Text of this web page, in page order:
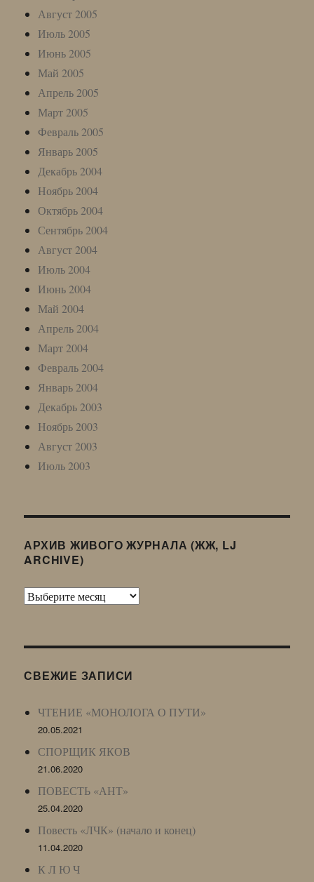
Август 2005
Июль 2005
Июнь 2005
Май 2005
Апрель 2005
Март 2005
Февраль 2005
Январь 2005
Декабрь 2004
Ноябрь 2004
Октябрь 2004
Сентябрь 2004
Август 2004
Июль 2004
Июнь 2004
Май 2004
Апрель 2004
Март 2004
Февраль 2004
Январь 2004
Декабрь 2003
Ноябрь 2003
Август 2003
Июль 2003
АРХИВ ЖИВОГО ЖУРНАЛА (ЖЖ, LJ
ARCHIVE)
Архив
LJ
СВЕЖИЕ ЗАПИСИ
ЧТЕНИЕ «МОНОЛОГА О ПУТИ»
20.05.2021
СПОРЩИК ЯКОВ
21.06.2020
ПОВЕСТЬ «АНТ»
25.04.2020
Повесть «ЛЧК» (начало и конец)
11.04.2020
К Л Ю Ч